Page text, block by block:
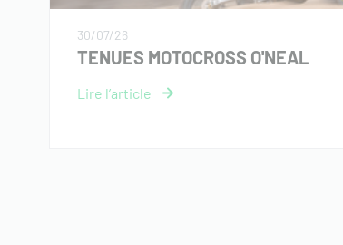
30/07/26
TENUES MOTOCROSS O'NEAL